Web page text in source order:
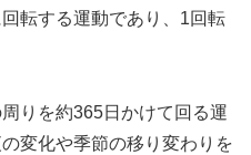
転する運動であり、1回転
りを約365日かけて回る運
変化や季節の移り変わりを